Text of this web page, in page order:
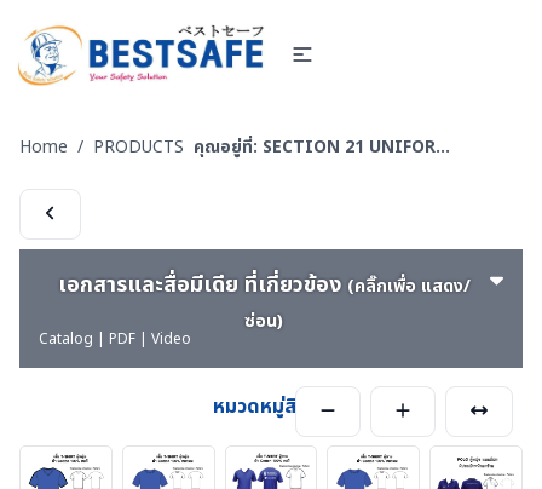
Home / PRODUCTS คุณอยู่ที่: SECTION 21 UNIFORM POLO-เสื้อโปโล-เสื้อ T-SHIRT
เอกสารและสื่อมีเดีย ที่เกี่ยวข้อง (คลิ๊กเพื่อ แสดง/
ซ่อน)
Catalog | PDF | Video
หมวดหมู่สินค้า